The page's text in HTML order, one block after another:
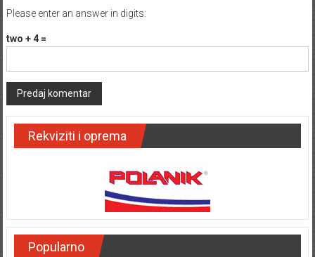
Please enter an answer in digits:
two + 4 =
Rekviziti i oprema
Popularno